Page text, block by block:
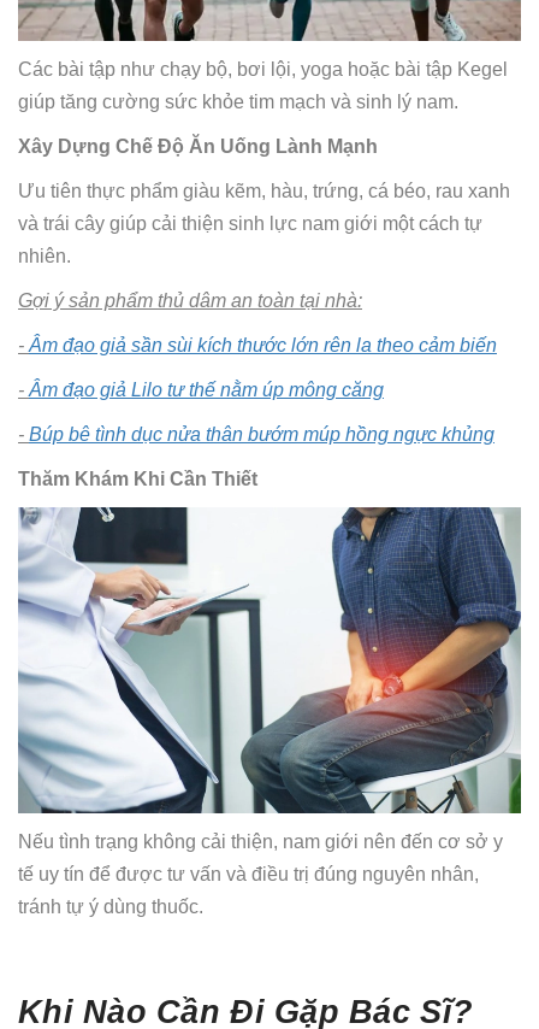
Các bài tập như chạy bộ, bơi lội, yoga hoặc bài tập Kegel
giúp tăng cường sức khỏe tim mạch và sinh lý nam.
Xây Dựng Chế Độ Ăn Uống Lành Mạnh
Ưu tiên thực phẩm giàu kẽm, hàu, trứng, cá béo, rau xanh
và trái cây giúp cải thiện sinh lực nam giới một cách tự
nhiên.
Gợi ý sản phẩm thủ dâm an toàn tại nhà:
-Âm đạo giả sần sùi kích thước lớn rên la theo cảm biến
-Âm đạo giả Lilo tư thế nằm úp mông căng
- Búp bê tình dục nửa thân bướm múp hồng ngực khủng
Thăm Khám Khi Cần Thiết
Nếu tình trạng không cải thiện, nam giới nên đến cơ sở y
tế uy tín để được tư vấn và điều trị đúng nguyên nhân,
tránh tự ý dùng thuốc.
Khi Nào Cần Đi Gặp Bác Sĩ?